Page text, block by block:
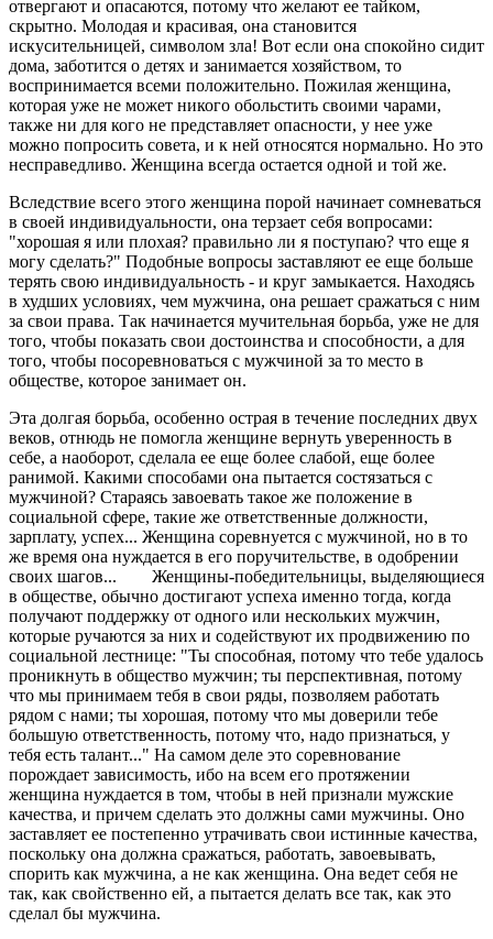
отвергают и опасаются, потому что желают ее тайком,
скрытно. Молодая и красивая, она становится
искусительницей, символом зла! Вот если она спокойно сидит
дома, заботится о детях и занимается хозяйством, то
воспринимается всеми положительно. Пожилая женщина,
которая уже не может никого обольстить своими чарами,
также ни для кого не представляет опасности, у нее уже
можно попросить совета, и к ней относятся нормально. Но это
несправедливо. Женщина всегда остается одной и той же.
Вследствие всего этого женщина порой начинает сомневаться
в своей индивидуальности, она терзает себя вопросами:
"хорошая я или плохая? правильно ли я поступаю? что еще я
могу сделать?" Подобные вопросы заставляют ее еще больше
терять свою индивидуальность - и круг замыкается. Находясь
в худших условиях, чем мужчина, она решает сражаться с ним
за свои права. Так начинается мучительная борьба, уже не для
того, чтобы показать свои достоинства и способности, а для
того, чтобы посоревноваться с мужчиной за то место в
обществе, которое занимает он.
Эта долгая борьба, особенно острая в течение последних двух
веков, отнюдь не помогла женщине вернуть уверенность в
себе, а наоборот, сделала ее еще более слабой, еще более
ранимой. Какими способами она пытается состязаться с
мужчиной? Стараясь завоевать такое же положение в
социальной сфере, такие же ответственные должности,
зарплату, успех... Женщина соревнуется с мужчиной, но в то
же время она нуждается в его поручительстве, в одобрении
своих шагов... Женщины-победительницы, выделяющиеся
в обществе, обычно достигают успеха именно тогда, когда
получают поддержку от одного или нескольких мужчин,
которые ручаются за них и содействуют их продвижению по
социальной лестнице: "Ты способная, потому что тебе удалось
проникнуть в общество мужчин; ты перспективная, потому
что мы принимаем тебя в свои ряды, позволяем работать
рядом с нами; ты хорошая, потому что мы доверили тебе
большую ответственность, потому что, надо признаться, у
тебя есть талант..." На самом деле это соревнование
порождает зависимость, ибо на всем его протяжении
женщина нуждается в том, чтобы в ней признали мужские
качества, и причем сделать это должны сами мужчины. Оно
заставляет ее постепенно утрачивать свои истинные качества,
поскольку она должна сражаться, работать, завоевывать,
спорить как мужчина, а не как женщина. Она ведет себя не
так, как свойственно ей, а пытается делать все так, как это
сделал бы мужчина.